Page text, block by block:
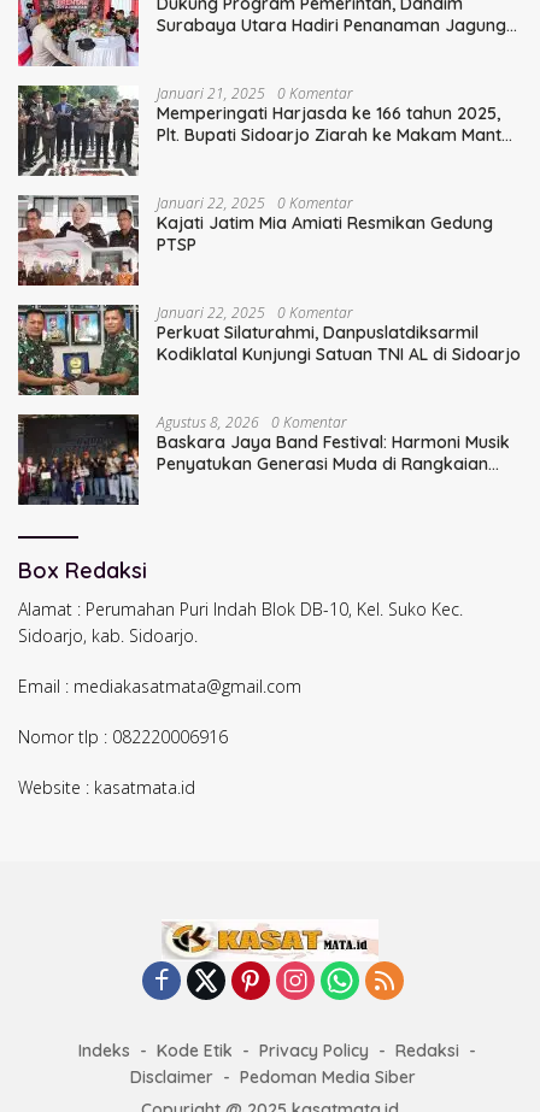
Surabaya Utara Hadiri Penanaman Jagung
Januari 21, 2025 0 Komentar
Memperingati Harjasda ke 166 tahun 2025,
Plt. Bupati Sidoarjo Ziarah ke Makam Mantan
Januari 22, 2025 0 Komentar
Kajati Jatim Mia Amiati Resmikan Gedung
PTSP
Januari 22, 2025 0 Komentar
Perkuat Silaturahmi, Danpuslatdiksarmil
Kodiklatal Kunjungi Satuan TNI AL di Sidoarjo
Agustus 8, 2026 0 Komentar
Baskara Jaya Band Festival: Harmoni Musik
Penyatukan Generasi Muda di Rangkaian
Box Redaksi
Alamat : Perumahan Puri Indah Blok DB-10, Kel. Suko Kec.
Sidoarjo, kab. Sidoarjo.
Email : mediakasatmata@gmail.com
Nomor tlp : 082220006916
Website : kasatmata.id
Indeks Kode Etik Privacy Policy
Redaksi
Disclaimer
Pedoman Media Siber